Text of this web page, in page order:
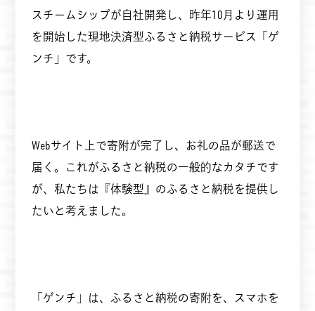
スチームシップが自社開発し、昨年10月より運用
を開始した現地決済型ふるさと納税サービス「ゲ
ンチ」です。
Webサイト上で寄附が完了し、お礼の品が郵送で
届く。これがふるさと納税の一般的なカタチです
が、私たちは『体験型』のふるさと納税を提供し
たいと考えました。
「ゲンチ」は、ふるさと納税の寄附を、スマホを